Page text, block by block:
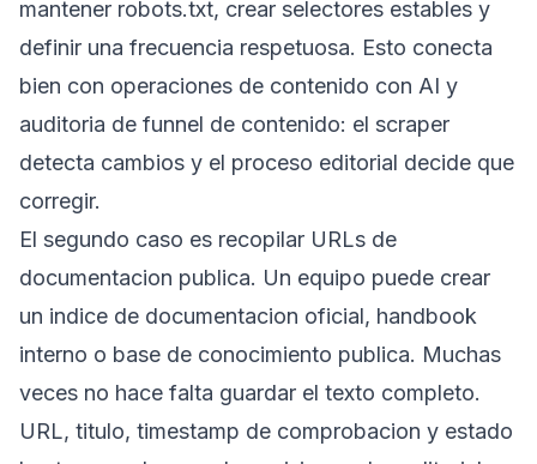
mantener robots.txt, crear selectores estables y
definir una frecuencia respetuosa. Esto conecta
bien con operaciones de contenido con AI y
auditoria de funnel de contenido: el scraper
detecta cambios y el proceso editorial decide que
corregir.
El segundo caso es recopilar URLs de
documentacion publica. Un equipo puede crear
un indice de documentacion oficial, handbook
interno o base de conocimiento publica. Muchas
veces no hace falta guardar el texto completo.
URL, titulo, timestamp de comprobacion y estado